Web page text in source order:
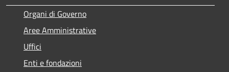
Organi di Governo
Aree Amministrative
Uffici
Enti e fondazioni